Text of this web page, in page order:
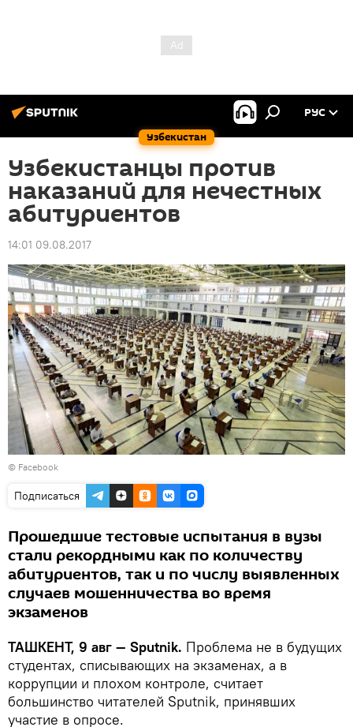
Узбекистан
РУС
Узбекистанцы против
наказаний для нечестных
абитуриентов
14:01 09.08.2017
© Facebook
Подписаться
Прошедшие тестовые испытания в вузы
стали рекордными как по количеству
абитуриентов, так и по числу выявленных
случаев мошенничества во время
экзаменов
ТАШКЕНТ, 9 авг — Sputnik. Проблема не в будущих
студентах, списывающих на экзаменах, а в
коррупции и плохом контроле, считает
большинство читателей Sputnik, принявших
участие в опросе.